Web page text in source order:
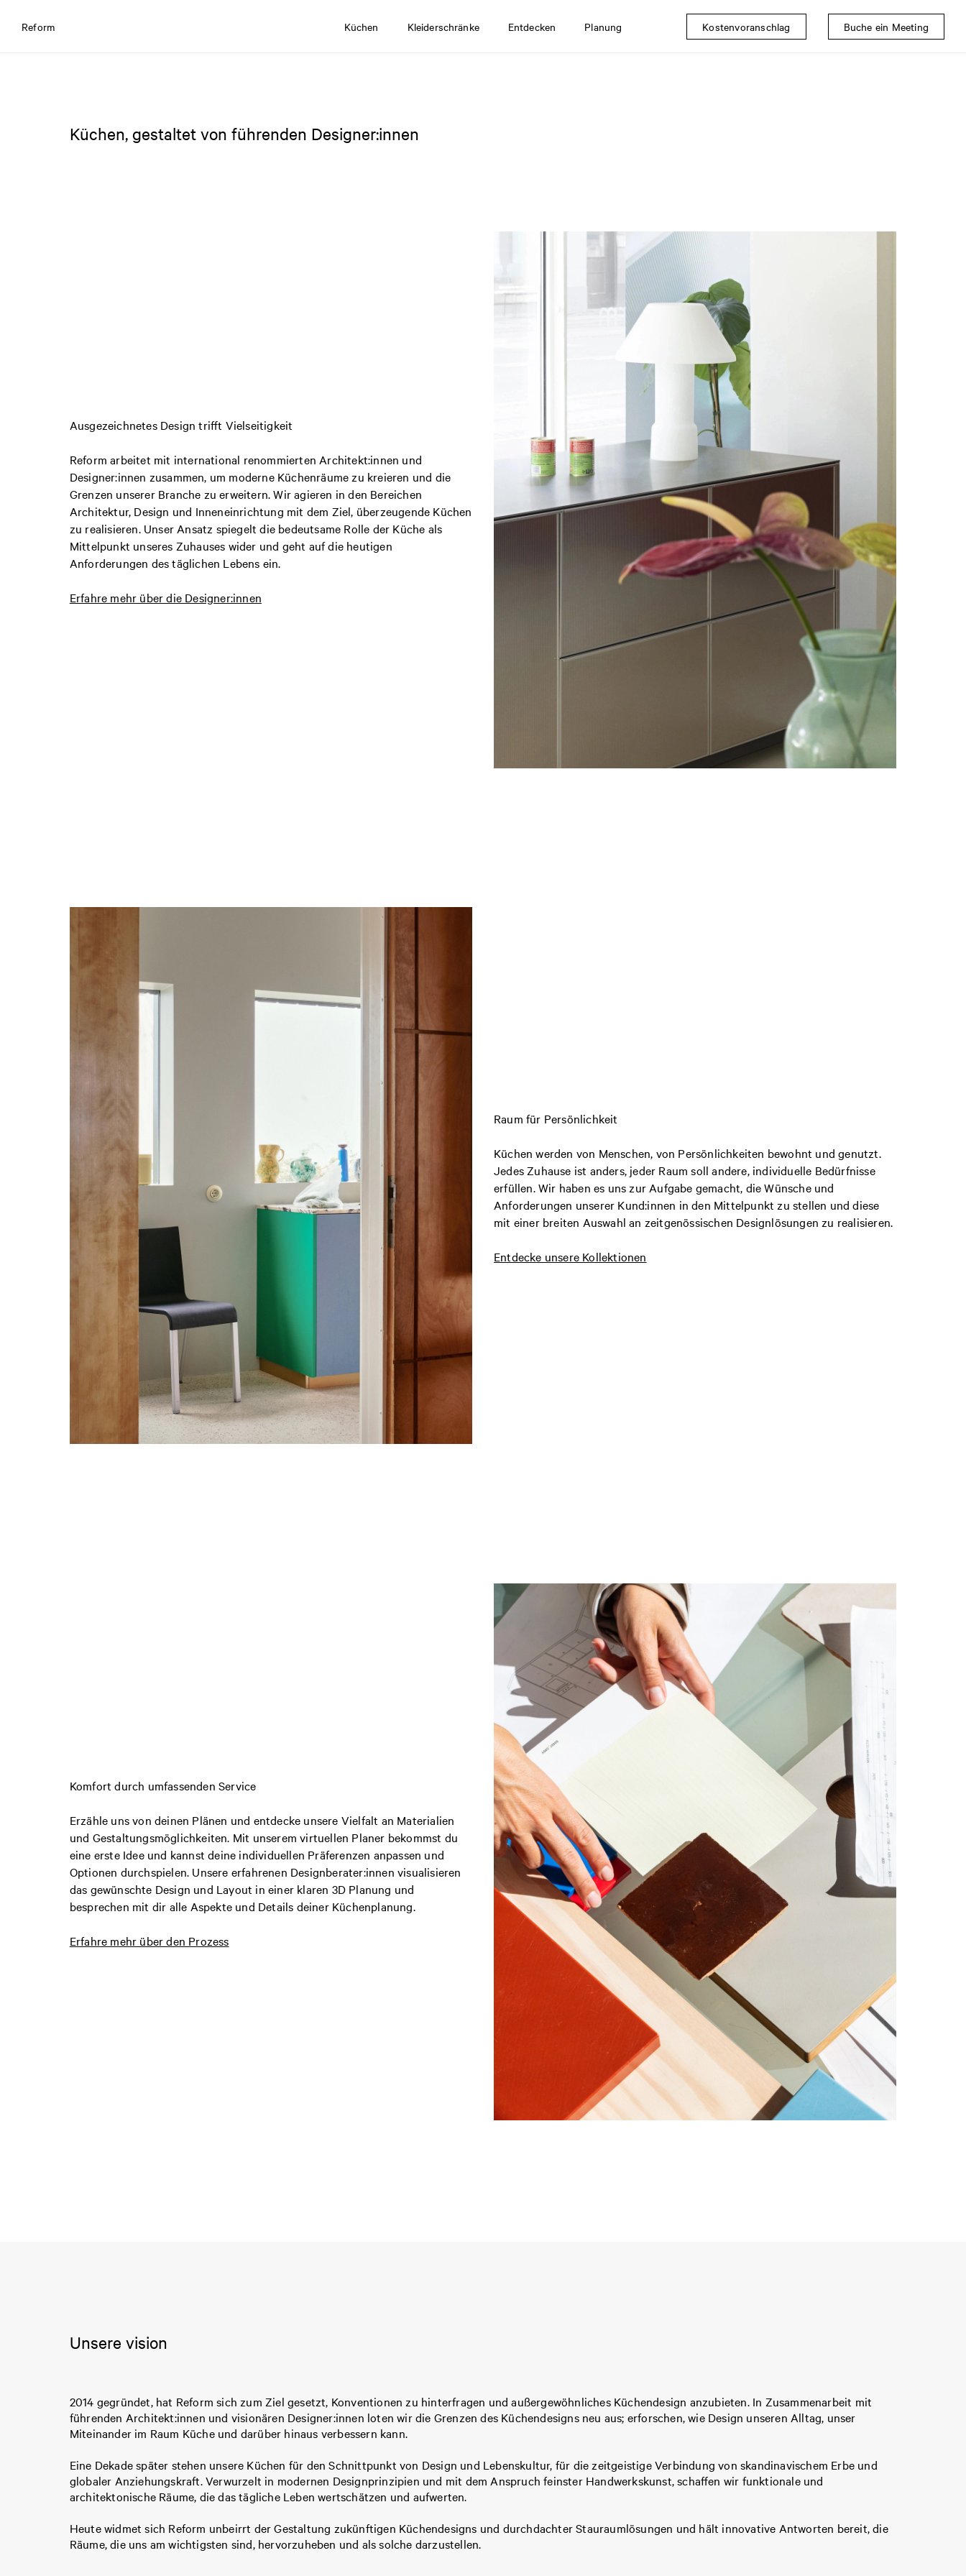
Reform Küchen Kleiderschränke Entdecken Planung Kostenvoranschlag Buche ein Meeting
Küchen, gestaltet von führenden Designer:innen
Ausgezeichnetes Design trifft Vielseitigkeit
Reform arbeitet mit international renommierten Architekt:innen und
Designer:innen zusammen, um moderne Küchenräume zu kreieren und die
Grenzen unserer Branche zu erweitern. Wir agieren in den Bereichen
Architektur, Design und Inneneinrichtung mit dem Ziel, überzeugende Küchen
zu realisieren. Unser Ansatz spiegelt die bedeutsame Rolle der Küche als
Mittelpunkt unseres Zuhauses wider und geht auf die heutigen
Anforderungen des täglichen Lebens ein.
Erfahre mehr über die Designer:innen
Raum für Persönlichkeit
Küchen werden von Menschen, von Persönlichkeiten bewohnt und genutzt.
Jedes Zuhause ist anders, jeder Raum soll andere, individuelle Bedürfnisse
erfüllen. Wir haben es uns zur Aufgabe gemacht, die Wünsche und
Anforderungen unserer Kund:innen in den Mittelpunkt zu stellen und diese
mit einer breiten Auswahl an zeitgenössischen Designlösungen zu realisieren.
Entdecke unsere Kollektionen
Komfort durch umfassenden Service
Erzähle uns von deinen Plänen und entdecke unsere Vielfalt an Materialien
und Gestaltungsmöglichkeiten. Mit unserem virtuellen Planer bekommst du
eine erste Idee und kannst deine individuellen Präferenzen anpassen und
Optionen durchspielen. Unsere erfahrenen Designberater:innen visualisieren
das gewünschte Design und Layout in einer klaren 3D Planung und
besprechen mit dir alle Aspekte und Details deiner Küchenplanung.
Erfahre mehr über den Prozess
Unsere vision
2014 gegründet, hat Reform sich zum Ziel gesetzt, Konventionen zu hinterfragen und außergewöhnliches Küchendesign anzubieten. In Zusammenarbeit mit
führenden Architekt:innen und visionären Designer:innen loten wir die Grenzen des Küchendesigns neu aus; erforschen, wie Design unseren Alltag, unser
Miteinander im Raum Küche und darüber hinaus verbessern kann.
Eine Dekade später stehen unsere Küchen für den Schnittpunkt von Design und Lebenskultur, für die zeitgeistige Verbindung von skandinavischem Erbe und
globaler Anziehungskraft. Verwurzelt in modernen Designprinzipien und mit dem Anspruch feinster Handwerkskunst, schaffen wir funktionale und
architektonische Räume, die das tägliche Leben wertschätzen und aufwerten.
Heute widmet sich Reform unbeirrt der Gestaltung zukünftigen Küchendesigns und durchdachter Stauraumlösungen und hält innovative Antworten bereit, die
Räume, die uns am wichtigsten sind, hervorzuheben und als solche darzustellen.